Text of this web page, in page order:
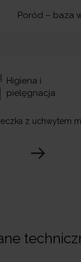
Poród – baza
Higiena i
pielęgnacja
z uchwytem